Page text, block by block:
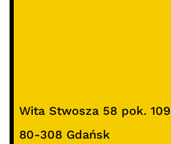
Wita Stwosza 58 pok. 109
80-308 Gdańsk